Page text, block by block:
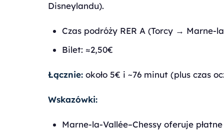
Disneylandu).
Czas podróży RER A (Torcy → Marne-
Bilet: ≈2,50€
Łącznie: około 5€ i ~76 minut (plus czas
Wskazówki:
Marne-la-Vallée–Chessy oferuje